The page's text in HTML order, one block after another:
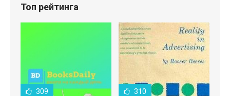
Топ рейтинга
309 310